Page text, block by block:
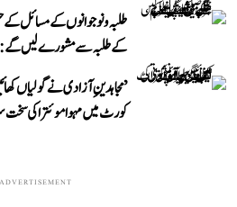
طلبہ و نوجوانوں کے مسائل
کے طلبہ سے مشورے لیں
’مجاہدینِ آزادی نے گولیاں
کورٹ میں مہوا موئترا کی
ADVERTISEMENT